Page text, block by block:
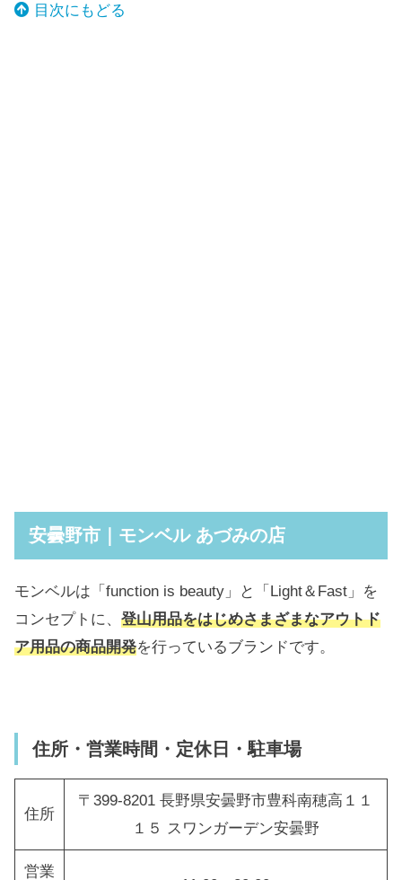
目次にもどる
安曇野市｜モンベル あづみの店
モンベルは「function is beauty」と「Light＆Fast」を
コンセプトに、 登山用品をはじめさまざまなアウトド
ア用品の商品開発を行っているブランドです。
住所・営業時間・定休日・駐車場
住所
〒399-8201 長野県安曇野市豊科南穂高１１
１５ スワンガーデン安曇野
営業